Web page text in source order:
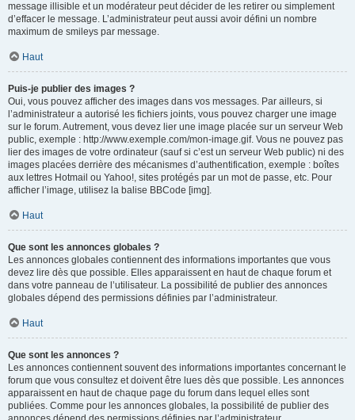
message illisible et un modérateur peut décider de les retirer ou simplement
d’effacer le message. L’administrateur peut aussi avoir défini un nombre
maximum de smileys par message.
Haut
Puis-je publier des images ?
Oui, vous pouvez afficher des images dans vos messages. Par ailleurs, si
l’administrateur a autorisé les fichiers joints, vous pouvez charger une image
sur le forum. Autrement, vous devez lier une image placée sur un serveur Web
public, exemple : http://www.exemple.com/mon-image.gif. Vous ne pouvez pas
lier des images de votre ordinateur (sauf si c’est un serveur Web public) ni des
images placées derrière des mécanismes d’authentification, exemple : boîtes
aux lettres Hotmail ou Yahoo!, sites protégés par un mot de passe, etc. Pour
afficher l’image, utilisez la balise BBCode [img].
Haut
Que sont les annonces globales ?
Les annonces globales contiennent des informations importantes que vous
devez lire dès que possible. Elles apparaissent en haut de chaque forum et
dans votre panneau de l’utilisateur. La possibilité de publier des annonces
globales dépend des permissions définies par l’administrateur.
Haut
Que sont les annonces ?
Les annonces contiennent souvent des informations importantes concernant le
forum que vous consultez et doivent être lues dès que possible. Les annonces
apparaissent en haut de chaque page du forum dans lequel elles sont
publiées. Comme pour les annonces globales, la possibilité de publier des